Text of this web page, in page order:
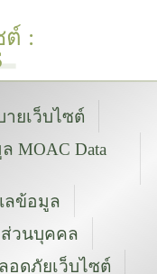
ต์ :
ายเว็บไซต์
MOAC Data
ลข้อมูล
วนบุคคล
อดภัยเว็บไซต์